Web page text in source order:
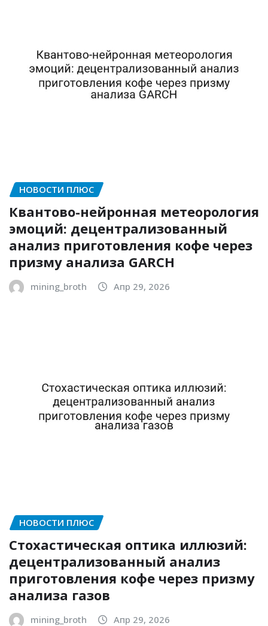
НОВОСТИ ПЛЮС
Квантово-нейронная метеорология
эмоций: децентрализованный
анализ приготовления кофе через
призму анализа GARCH
mining_broth Апр 29, 2026
НОВОСТИ ПЛЮС
Стохастическая оптика иллюзий:
децентрализованный анализ
приготовления кофе через призму
анализа газов
mining_broth Апр 29, 2026